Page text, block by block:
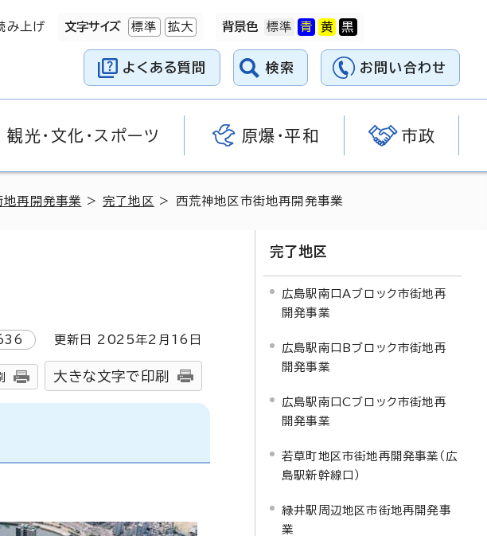
み上げ 文字サイズ 標準 拡大 背景色
よくある質問 検索 お問い合わせ
観光・文化・スポーツ 原爆・平和 市政
地再開発事業 >完了地区 > 西荒神地区市街地再開発事業
更新日 2025年2月 16 日
大きな文字で印刷
完了地区
広島駅南口Aブロック市街地再
開発事業
広島駅南口Bブロック市街地再
開発事業
広島駅南口Cブロック市街地再
開発事業
若草町地区市街地再開発事業（広
島駅新幹線口）
緑井駅周辺地区市街地再開発事
業